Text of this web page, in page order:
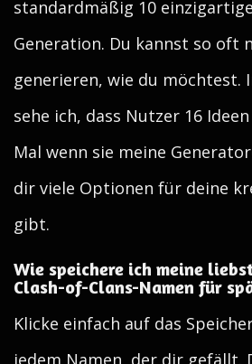
standardmäßig 10
Generation. Du kannst so oft
generieren, wie du möchtest.
sehe ich, dass Nutzer 16
Mal wenn sie meine
dir viele Optionen für deine
gibt.
Wie speichere ich meine
Clash-of-Clans-Namen für
Klicke einfach auf das
jedem Namen, der dir gefällt.